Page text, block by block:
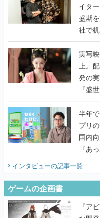
イタ
盛期
社で
『
んだ
実写
上。
発の
『盛
うこ
半年で
プリ
国内
『あ
てみた
インタビューの記事一覧
ゲームの企画書
『ア